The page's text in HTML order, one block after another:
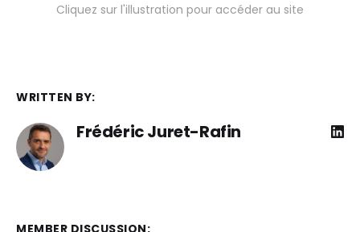
Cliquez sur l'illustration pour accéder au site
WRITTEN BY:
Frédéric Juret-Rafin
MEMBER DISCUSSION: